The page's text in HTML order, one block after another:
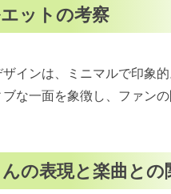
ットの考察
インは、ミニマルで印象
な一面を象徴し、ファン
の表現と楽曲との